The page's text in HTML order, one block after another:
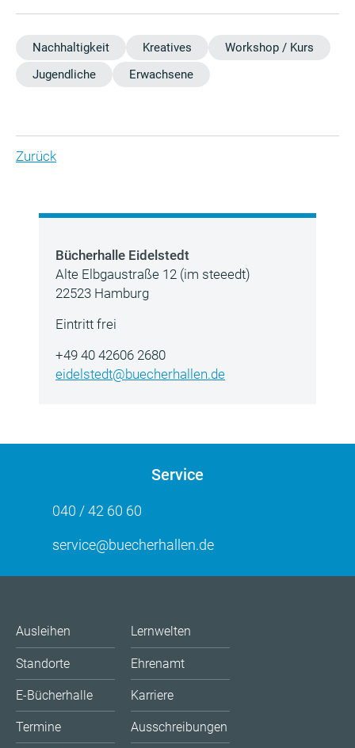
Nachhaltigkeit Kreatives
Workshop / Kurs
Jugendliche
Erwachsene
Zurück
Bücherhalle Eidelstedt
Alte Elbgaustraße 12 (im steeedt)
22523 Hamburg
Eintritt frei
+49 40 42606 2680
eidelstedt@buecherhallen.de
Service
040 / 42 60 60
service@buecherhallen.de
Ausleihen
Standorte
E-Bücherhalle
Termine
Lernwelten
Ehrenamt
Karriere
Ausschreibungen